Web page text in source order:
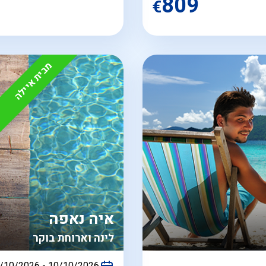
€
מבית איילה
לינה וארוחת בוקר
איה נאפה